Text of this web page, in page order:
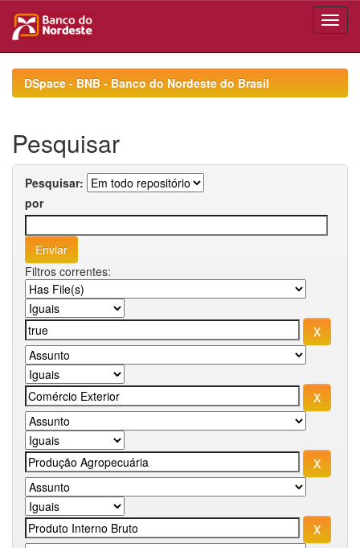
navigationDSpace - BNB - Banco do Nordeste do Brasil
Pesquisar
Pesquisar:
por
Filtros correntes: